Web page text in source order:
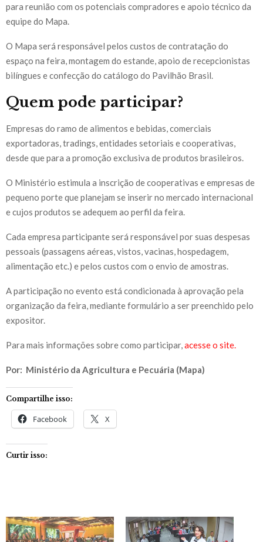
para reunião com os potenciais compradores e apoio técnico da
equipe do Mapa.
O Mapa será responsável pelos custos de contratação do
espaço na feira, montagem do estande, apoio de recepcionistas
bilíngues e confecção do catálogo do Pavilhão Brasil.
Quem pode participar?
Empresas do ramo de alimentos e bebidas, comerciais
exportadoras, tradings, entidades setoriais e cooperativas,
desde que para a promoção exclusiva de produtos brasileiros.
O Ministério estimula a inscrição de cooperativas e empresas de
pequeno porte que planejam se inserir no mercado internacional
e cujos produtos se adequem ao perfil da feira.
Cada empresa participante será responsável por suas despesas
pessoais (passagens aéreas, vistos, vacinas, hospedagem,
alimentação etc.) e pelos custos com o envio de amostras.
A participação no evento está condicionada à aprovação pela
organização da feira, mediante formulário a ser preenchido pelo
expositor.
Para mais informações sobre como participar, acesse o site.
Por: Ministério da Agricultura e Pecuária (Mapa)
Compartilhe isso:
Facebook X
Curtir isso: